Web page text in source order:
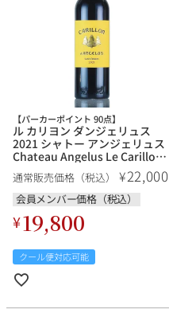
【パーカーポイント 90点】
ル カリヨン ダンジェリュス
2021 シャトー アンジェリュス
Chateau Angelus Le Carillon
dAngelus フランス ボルドー 赤
ワイン
通常販売価格（税込） ¥22,000
会員メンバー価格（税込）
¥19,800
クール便対応可能